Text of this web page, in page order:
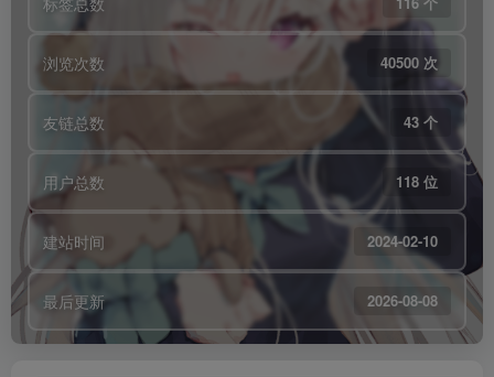
浏览次数 40500 次
友链总数 43 个
用户总数 118 位
建站时间 2024-02-10
最后更新 2026-08-08